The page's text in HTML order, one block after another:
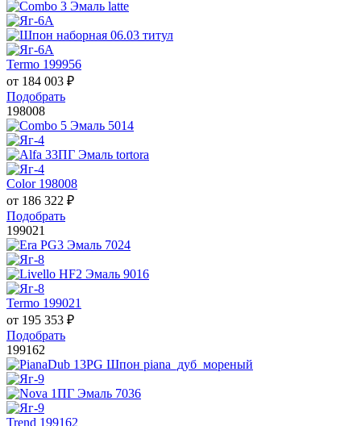
Termo 199956
от 184 003 ₽
Подобрать
198008
Color 198008
от 186 322 ₽
Подобрать
199021
Termo 199021
от 195 353 ₽
Подобрать
199162
Trend 199162